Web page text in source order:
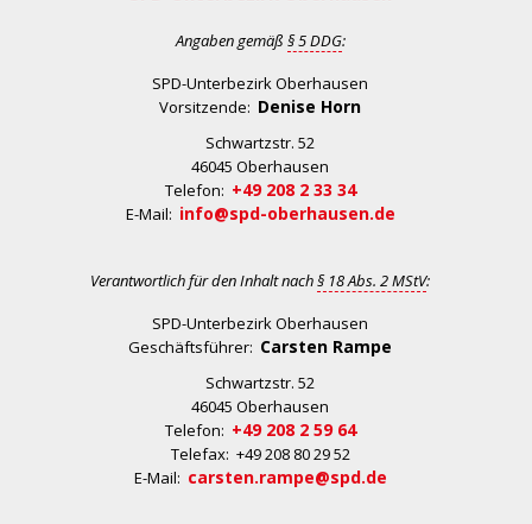
Angaben gemäß § 5 DDG:
SPD-Unterbezirk Oberhausen
Vorsitzende: Denise Horn
Schwartzstr. 52
46045 Oberhausen
Telefon: +49 208 2 33 34
E-Mail: info@spd-oberhausen.de
Verantwortlich für den Inhalt nach§ 18 Abs. 2 MStV:
SPD-Unterbezirk Oberhausen
Geschäftsführer: Carsten Rampe
Schwartzstr. 52
46045 Oberhausen
Telefon: +49 208 2 59 64
Telefax: +49 208 80 29 52
E-Mail: carsten.rampe@spd.de